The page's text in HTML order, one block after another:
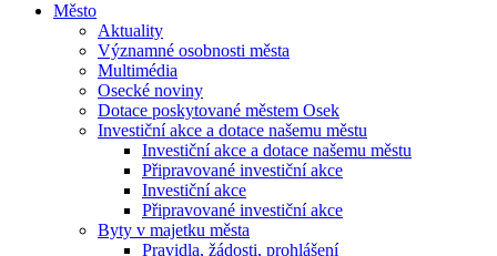
Město
Aktuality
Významné osobnosti města
Multimédia
Osecké noviny
Dotace poskytované městem Osek
Investiční akce a dotace našemu městu
Investiční akce a dotace našemu městu
Připravované investiční akce
Investiční akce
Připravované investiční akce
Byty v majetku města
Pravidla, žádosti, prohlášení